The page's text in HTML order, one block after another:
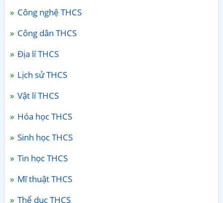
Công nghệ THCS
Công dân THCS
Địa lí THCS
Lịch sử THCS
Vật lí THCS
Hóa học THCS
Sinh học THCS
Tin học THCS
Mĩ thuật THCS
Thể dục THCS